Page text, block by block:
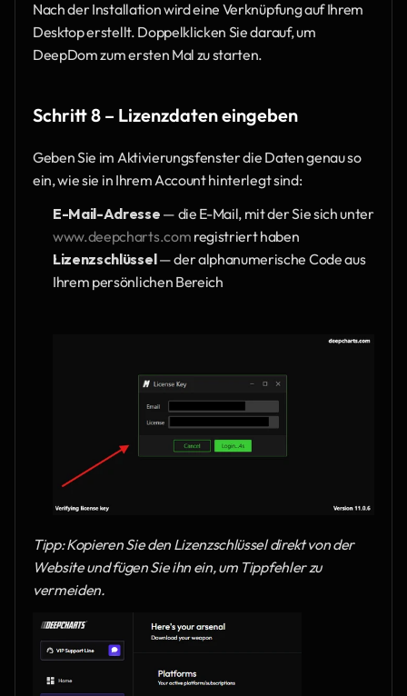
Nach der Installation wird eine Verknüpfung auf Ihrem
Desktop erstellt. Doppelklicken Sie darauf, um
DeepDom zum ersten Mal zu starten.
Schritt 8 – Lizenzdaten eingeben
Geben Sie im Aktivierungsfenster die Daten genau so
ein, wie sie in Ihrem Account hinterlegt sind:
E-Mail-Adresse
— die E-Mail, mit der Sie sich unter
www.deepcharts.com registriert haben
Lizenzschlüssel — der alphanumerische Code aus
Ihrem persönlichen Bereich
Tipp: Kopieren Sie den Lizenzschlüssel direkt von der
Website und fügen Sie ihn ein, um Tippfehler zu
vermeiden.